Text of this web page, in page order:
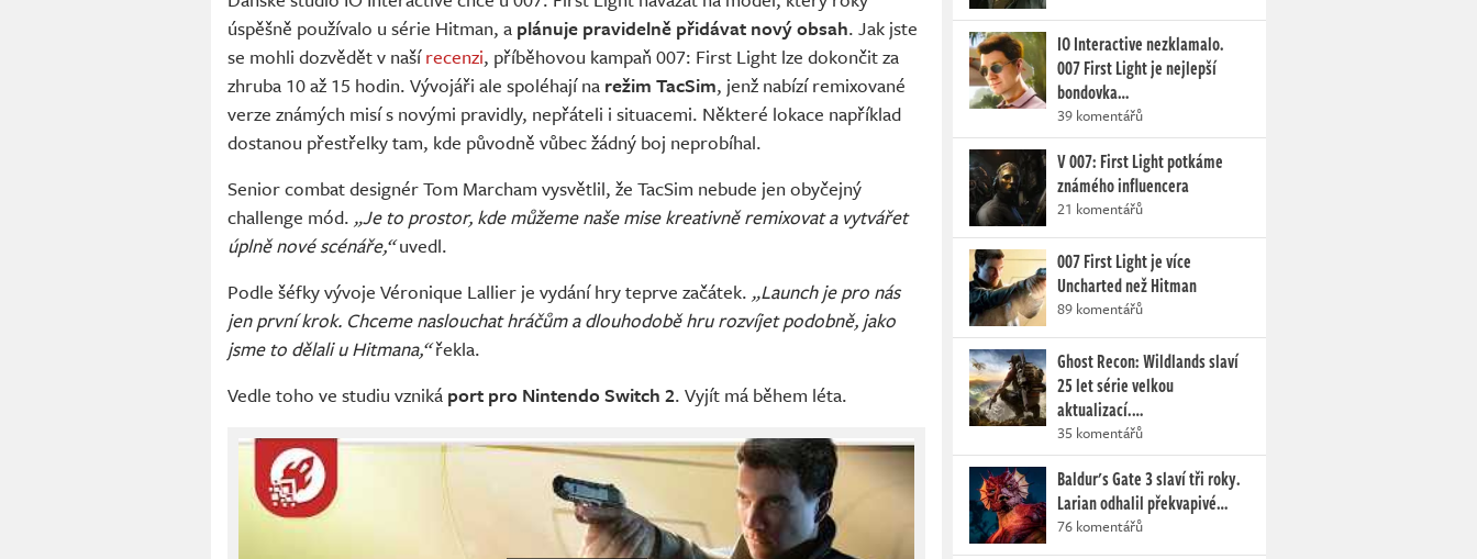
úspěšně používalo u série Hitman, a plánuje pravidelně přidávat nový obsah. Jak jste
se mohli dozvědět v našírecenzi, příběhovou kampaň 007: First Light lze dokončit za
zhruba 10 až 15 hodin. Vývojáři ale spoléhají na režim TacSim, jenž nabízí remixované
verze známých misí s novými pravidly, nepřáteli i situacemi. Některé lokace například
dostanou přestřelky tam, kde původně vůbec žádný boj neprobíhal.
Senior combat designér Tom Marcham vysvětlil, že TacSim nebude jen obyčejný
challenge mód. „Je to prostor, kde můžeme naše mise kreativně remixovat a vytvářet
úplně nové scénáře,“uvedl.
Podle šéfky vývoje Véronique Lallier je vydání hry teprve začátek. „Launch je pro nás
jen první krok. Chceme naslouchat hráčům a dlouhodobě hru rozvíjet podobně, jako
jsme to dělali u Hitmana,“řekla.
Vedle toho ve studiu vzniká port pro Nintendo Switch 2. Vyjít má během léta.
IO Interactive nezklamalo.
007 First Light je nejlepší
bondovka…
39 komentářů
V 007: First Light potkáme
známého influencera
21 komentářů
007 First Light je více
Uncharted než Hitman
89 komentářů
Ghost Recon: Wildlands slaví
25 let série velkou
aktualizací.…
35 komentářů
Baldur's Gate 3 slaví tři roky.
Larian odhalil překvapivé…
76 komentářů